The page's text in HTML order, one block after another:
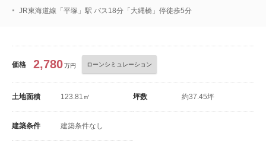
JR東海道線「平塚」駅 バス18分「大縄橋」停徒歩5分
価格 2,780万円 ローンシミュレーション
土地面積 123.81㎡ 坪数 約37.45坪
建築条件 建築条件なし